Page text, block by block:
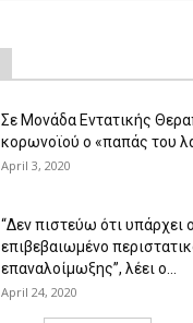
Σε Μονάδα Εντατικής
κορωνοϊού ο «παπάς του
April 3, 2020
“Δεν πιστεύω ότι υπάρχει
επιβεβαιωμένο
επαναλοίμωξης”, λέει ο...
April 24, 2020